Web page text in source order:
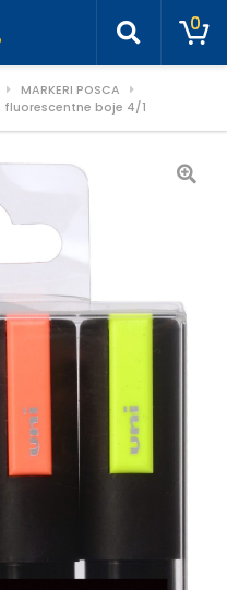
0
MARKERI POSCA
fluorescentne boje 4/1